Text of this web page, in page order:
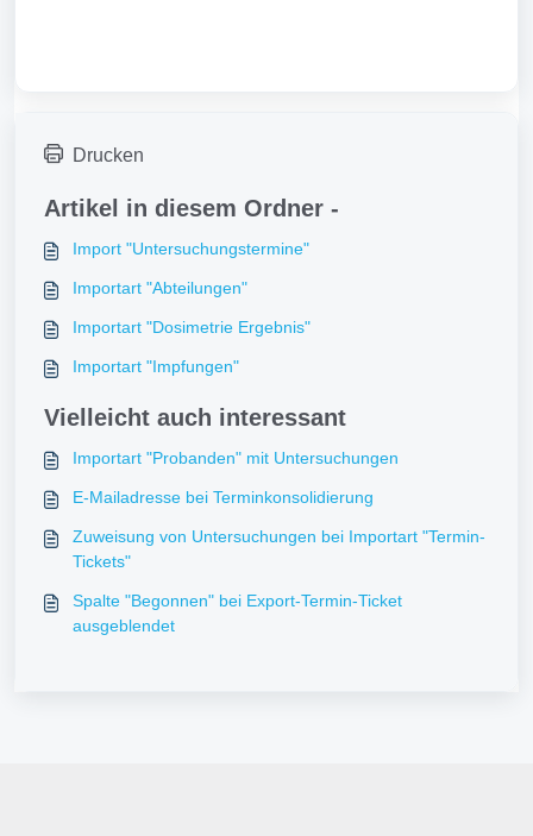
Drucken
Artikel in diesem Ordner -
Import "Untersuchungstermine"
Importart "Abteilungen"
Importart "Dosimetrie Ergebnis"
Importart "Impfungen"
Vielleicht auch interessant
Importart "Probanden" mit Untersuchungen
E-Mailadresse bei Terminkonsolidierung
Zuweisung von Untersuchungen bei Importart "Termin-
Tickets"
Spalte "Begonnen" bei Export-Termin-Ticket
ausgeblendet